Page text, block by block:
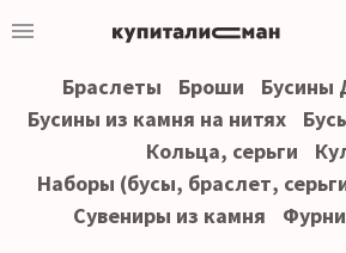
Браслеты Броши
Бусины
Бусины из камня на нитях
Кольца, серьги
Наборы (бусы, браслет,
Сувениры из камня